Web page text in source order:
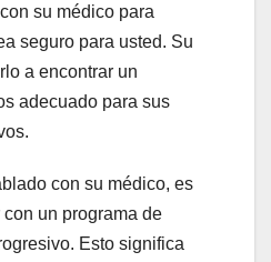
su médico para
seguro para usted. Su
a encontrar un
adecuado para sus
con su médico, es
un programa de
Esto significa